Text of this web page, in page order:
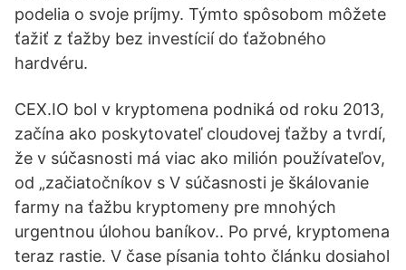
podelia o svoje príjmy. Týmto spôsobom môžete
ťažiť z ťažby bez investícií do ťažobného
hardvéru.
CEX.IO bol v kryptomena podniká od roku 2013,
začína ako poskytovateľ cloudovej ťažby a tvrdí,
že v súčasnosti má viac ako milión používateľov,
od „začiatočníkov s V súčasnosti je škálovanie
farmy na ťažbu kryptomeny pre mnohých
urgentnou úlohou baníkov.. Po prvé, kryptomena
teraz rastie. V čase písania tohto článku dosiahol